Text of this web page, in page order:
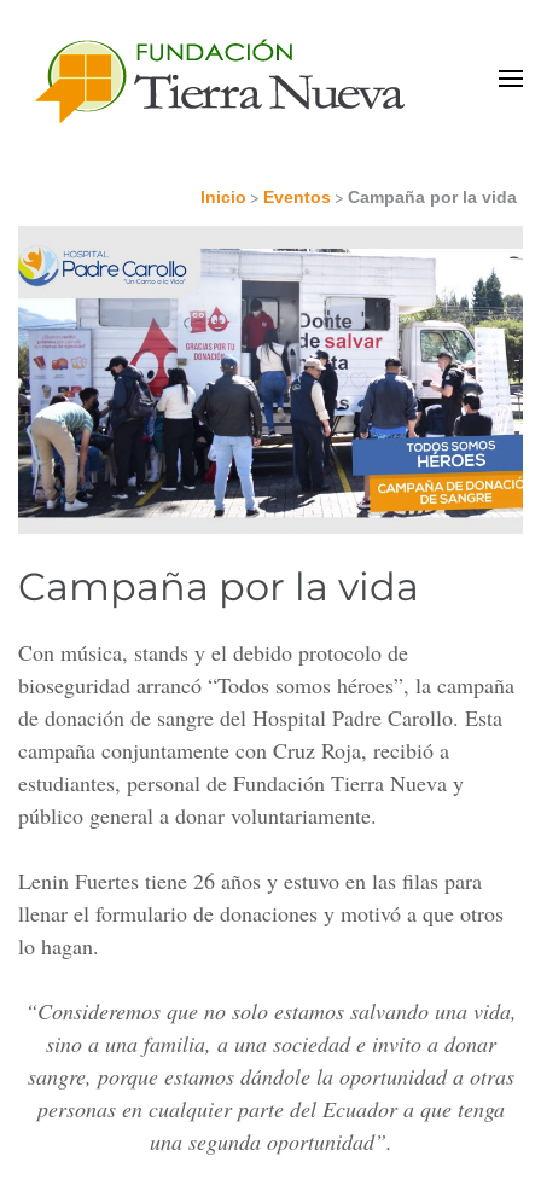
Inicio > Eventos > Campaña por la vida
Campaña por la vida
Con música, stands y el debido protocolo de
bioseguridad arrancó “Todos somos héroes”, la campaña
de donación de sangre del Hospital Padre Carollo. Esta
campaña conjuntamente con Cruz Roja, recibió a
estudiantes, personal de Fundación Tierra Nueva y
público general a donar voluntariamente.
Lenin Fuertes tiene 26 años y estuvo en las filas para
llenar el formulario de donaciones y motivó a que otros
lo hagan.
“Consideremos que no solo estamos salvando una vida,
sino a una familia, a una sociedad e invito a donar
sangre, porque estamos dándole la oportunidad a otras
personas en cualquier parte del Ecuador a que tenga
una segunda oportunidad”.